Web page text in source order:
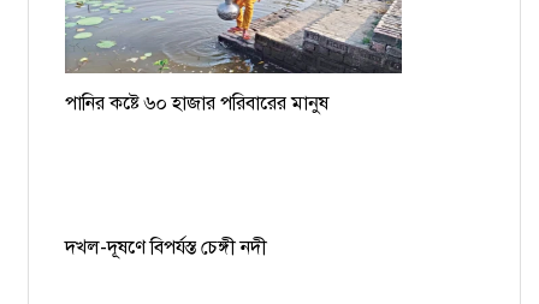
পানির কষ্টে ৬০ হাজার পরিবারের মানুষ
দখল-দূষণে বিপর্যস্ত চেঙ্গী নদী